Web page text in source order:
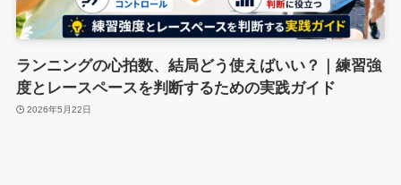
ランニングの心拍数、結局どう使えばいい？｜練習強
度とレースペースを判断するための実践ガイド
2026年5月22日